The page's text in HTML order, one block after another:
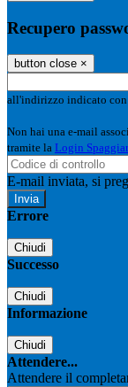
Recupero
button close ×
all'indirizzo indicato con
Non hai una e-mail
tramite la Login
E-mail inviata, si
Errore
Chiudi
Successo
Chiudi
Informazione
Chiudi
Attendere...
Attendere il